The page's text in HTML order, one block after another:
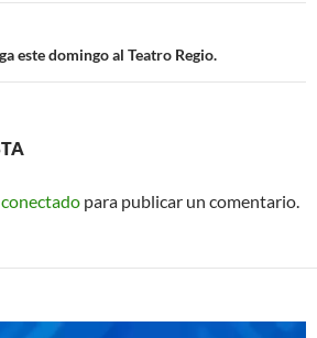
este domingo al Teatro Regio.
conectado para publicar un comentario.